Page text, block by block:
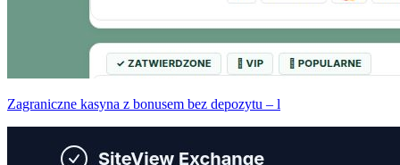
Zagraniczne kasyna z bonusem bez depozytu – l